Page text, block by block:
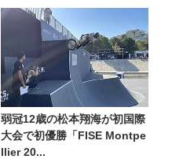
弱冠12歳の松本翔海が初国際
大会で初優勝「FISE Montpe
llier 20...